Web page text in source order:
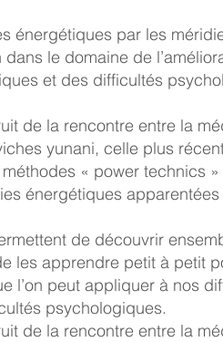
énergétiques par les
dans le domaine de
et des difficultés
de la rencontre entre la
yunani, celle plus
« power technics
énergétiques apparentées
de découvrir
les apprendre petit à petit
l’on peut appliquer à nos
psychologiques.
de la rencontre entre la